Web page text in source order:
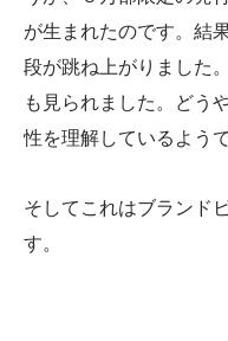
が生まれたのです。 結
段が跳ね上がりました
も見られました。どう
性を理解しているようで
そしてこれはブランド
す。